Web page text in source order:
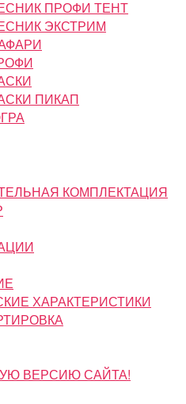
ПРОФИ ТЕНТ
ЭКСТРИМ
ПИКАП
КОМПЛЕКТАЦИЯ
ХАРАКТЕРИСТИКИ
ВЕРСИЮ САЙТА!